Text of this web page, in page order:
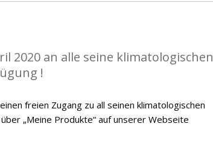
2020 an alle seine klimatologischen
!
freien Zugang zu all seinen klimatologischen
„Meine Produkte“ auf unserer Webseite